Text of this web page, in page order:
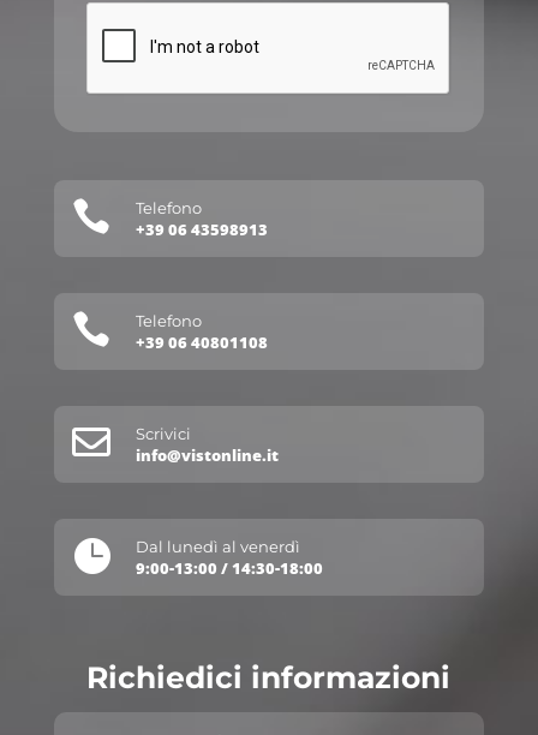
 Telefono
+39 06 43598913
 Telefono
+39 06 40801108
 Scrivici
info@vistonline.it
 Dal lunedì al venerdì
9:00-13:00 / 14:30-18:00
Richiedici informazioni